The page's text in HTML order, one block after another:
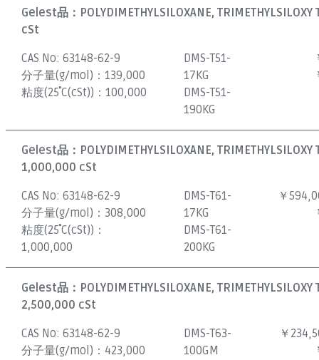
Gelest品： POLYDIMETHYLSILOXANE,
cSt
CAS No:63148-62-9
分子量(g/mol)：139,000
粘度(25˚C(cSt))：100,000
DMS-T51-
17KG
DMS-T51-
190KG
Gelest品： POLYDIMETHYLSILOXANE, TRIMETHYLSILOXY
1,000,000 cSt
CAS No:63148-62-9
分子量(g/mol)：308,000
粘度(25˚C(cSt))：
1,000,000
DMS-T61-
17KG
DMS-T61-
200KG
￥
Gelest品： POLYDIMETHYLSILOXANE, TRIMETHYLSILOXY
2,500,000 cSt
CAS No:63148-62-9
分子量(g/mol)： 423,000
DMS-T63-
100GM
￥